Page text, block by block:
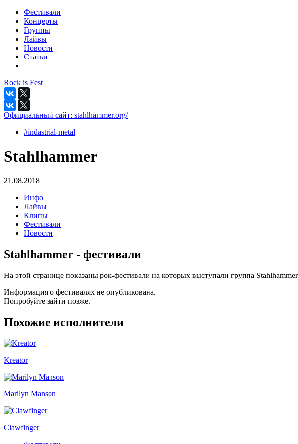
Фестивали
Концерты
Группы
Лайвы
Новости
Статьи
Rock is Fest
Официальный сайт: stahlhammer.org/
#indastrial-metal
Stahlhammer
21.08.2018
Инфо
Лайвы
Клипы
Фестивали
Новости
Stahlhammer - фестивали
На этой странице показаны рок-фестивали на которых выступали группа Stahlhammer
Информация о фестивалях не опубликована.
Попробуйте зайти позже.
Похожие исполнители
Kreator
Marilyn Manson
Clawfinger